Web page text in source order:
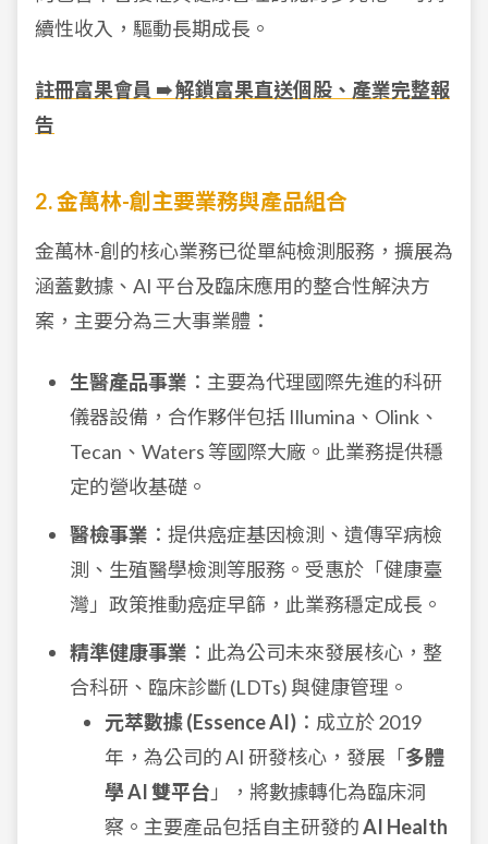
續性收入，驅動長期成長。
註冊富果會員 ➠ 解鎖富果直送個股、產業完整報
告
2. 金萬林-創主要業務與產品組合
金萬林-創的核心業務已從單純檢測服務，擴展為
涵蓋數據、AI 平台及臨床應用的整合性解決方
案，主要分為三大事業體：
生醫產品事業 ：主要為代理國際先進的科研
儀器設備，合作夥伴包括 Illumina、Olink、
Tecan、Waters 等國際大廠。此業務提供穩
定的營收基礎。
醫檢事業 ：提供癌症基因檢測、遺傳罕病檢
測、生殖醫學檢測等服務。受惠於「健康臺
灣」政策推動癌症早篩，此業務穩定成長。
精準健康事業 ：此為公司未來發展核心，整
合科研、臨床診斷 (LDTs) 與健康管理。
元萃數據 (Essence AI) ：成立於 2019
年，為公司的 AI 研發核心，發展「多體
學 AI 雙平台 」，將數據轉化為臨床洞
察。主要產品包括自主研發的AI Health